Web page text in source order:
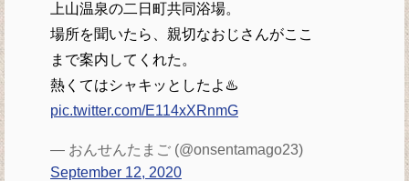
上山温泉の二日町共同浴場。
場所を聞いたら、親切なおじさんがここ
まで案内してくれた。
熱くてはシャキッとしたよ♨️
pic.twitter.com/E114xXRnmG
— おんせんたまご (@onsentamago23)
September 12, 2020